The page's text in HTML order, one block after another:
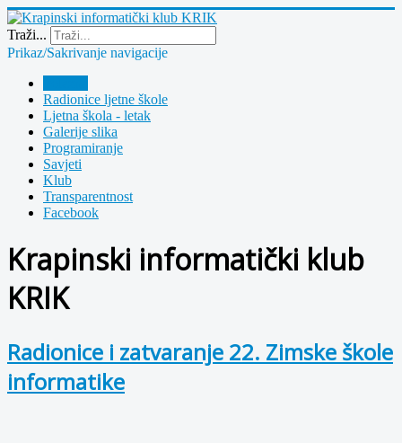
Traži...
Prikaz/Sakrivanje navigacije
Radionice ljetne škole
Ljetna škola - letak
Galerije slika
Programiranje
Savjeti
Klub
Transparentnost
Facebook
Krapinski informatički klub
KRIK
Radionice i zatvaranje 22. Zimske škole
informatike
Year
Month
Year
Month